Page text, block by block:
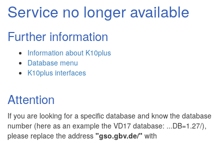
Service no longer available
Further information
Information about K10plus
Database menu
K10plus interfaces
Attention
If you are looking for a specific database and know the database
number (here as an example the VD17 database: ...DB=1.27/),
please replace the address "gso.gbv.de/" with